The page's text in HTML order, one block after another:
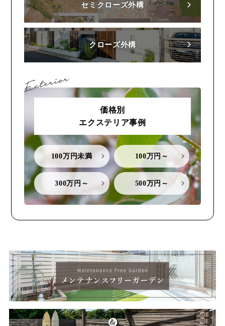
セミクローズ外構
クローズ外構
価格別
エクステリア事例
100万円未満 100万円～
300万円～ 500万円～